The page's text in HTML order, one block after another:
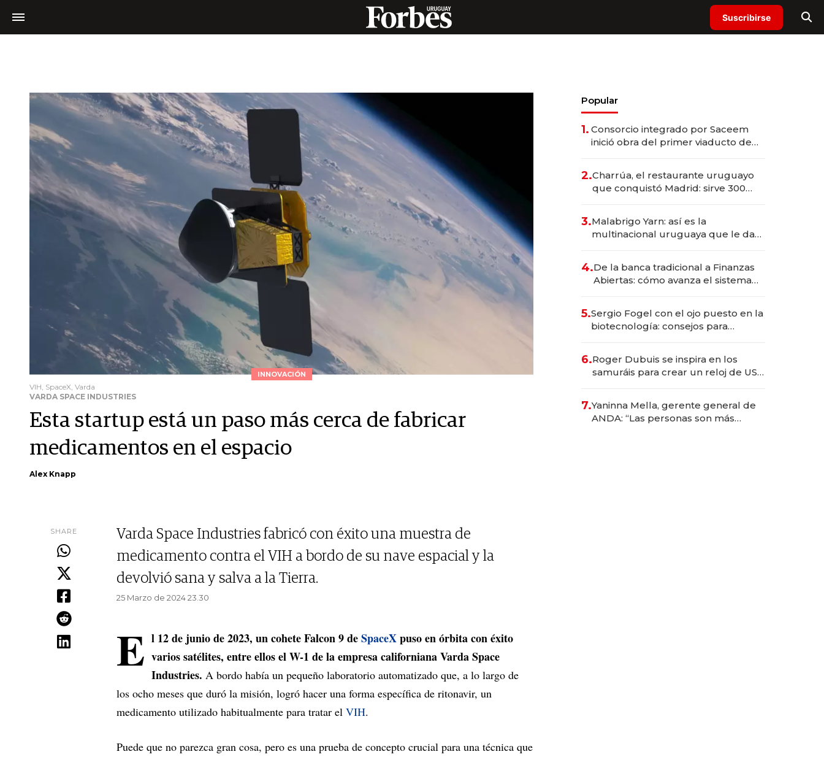
Suscribirse
INNOVACIÓN
VIH, SpaceX, Varda
VARDA SPACE INDUSTRIES
Esta startup está un paso más cerca de fabricar
medicamentos en el espacio
Alex Knapp
SHARE
Varda Space Industries fabricó con éxito una muestra de
medicamento contra el VIH a bordo de su nave espacial y la
devolvió sana y salva a la Tierra.
25 Marzo de 2024 23.30
E l 12 de junio de 2023, un cohete Falcon 9 deSpaceXpuso en órbita con éxito
varios satélites, entre ellos el W-1 de la empresa californiana Varda Space
Industries. A bordo había un pequeño laboratorio automatizado que, a lo largo de
los ocho meses que duró la misión, logró hacer una forma específica de ritonavir, un
medicamento utilizado habitualmente para tratar el VIH.
Puede que no parezca gran cosa, pero es una prueba de concepto crucial para una técnica que
Popular
1. Consorcio integrado por Saceem
inició obra del primer viaducto de
millones
2.Charrúa, el restaurante uruguayo
que conquistó Madrid: sirve 300
prepara apertura
3.Malabrigo Yarn: así es la
multinacional uruguaya que le da
4.De la banca tradicional a Finanzas
Abiertas: cómo avanza el sistema
5.Sergio Fogel con el ojo puesto en la
biotecnología: consejos para
6.Roger Dubuis se inspira en los
samuráis para crear un reloj de US$
7.Yaninna Mella, gerente general de
ANDA: “Las personas son más